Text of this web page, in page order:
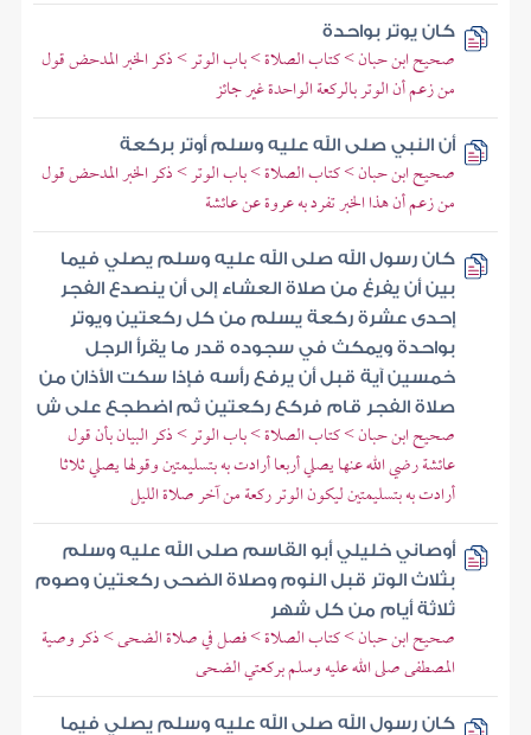
كان يوتر بواحدة
صحيح ابن حبان > كتاب الصلاة > باب الوتر > ذكر الخبر المدحض قول
من زعم أن الوتر بالركعة الواحدة غير جائز
أن النبي صلى الله عليه وسلم أوتر بركعة
صحيح ابن حبان > كتاب الصلاة > باب الوتر > ذكر الخبر المدحض قول
من زعم أن هذا الخبر تفرد به عروة عن عائشة
كان رسول الله صلى الله عليه وسلم يصلي فيما
بين أن يفرغ من صلاة العشاء إلى أن ينصدع الفجر
إحدى عشرة ركعة يسلم من كل ركعتين ويوتر
بواحدة ويمكث في سجوده قدر ما يقرأ الرجل
خمسين آية قبل أن يرفع رأسه فإذا سكت الأذان من
صلاة الفجر قام فركع ركعتين ثم اضطجع على ش
صحيح ابن حبان > كتاب الصلاة > باب الوتر > ذكر البيان بأن قول
عائشة رضي الله عنها يصلي أربعا أرادت به بتسليمتين وقولها يصلي ثلاثا
أرادت به بتسليمتين ليكون الوتر ركعة من آخر صلاة الليل
أوصاني خليلي أبو القاسم صلى الله عليه وسلم
بثلاث الوتر قبل النوم وصلاة الضحى ركعتين وصوم
ثلاثة أيام من كل شهر
صحيح ابن حبان > كتاب الصلاة > فصل في صلاة الضحى > ذكر وصية
المصطفى صلى الله عليه وسلم بركعتي الضحى
كان رسول الله صلى الله عليه وسلم يصلي فيما